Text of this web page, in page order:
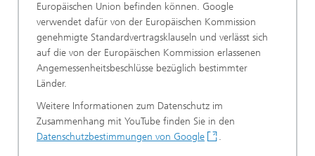
Europäischen Union befinden können. Google
verwendet dafür von der Europäischen Kommission
genehmigte Standardvertragsklauseln und verlässt sich
auf die von der Europäischen Kommission erlassenen
Angemessenheitsbeschlüsse bezüglich bestimmter
Länder.
Weitere Informationen zum Datenschutz im
Zusammenhang mit YouTube finden Sie in den
Datenschutzbestimmungen von Google
.